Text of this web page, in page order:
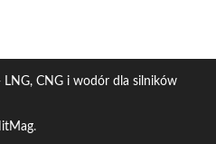
LNG, CNG i wodór dla silników
.